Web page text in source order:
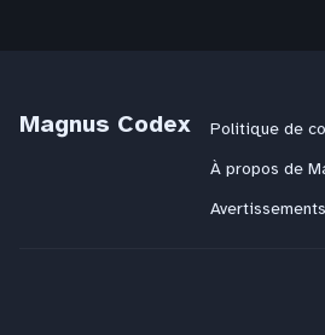
Magnus Codex
Politique de
À propos de
Avertissements